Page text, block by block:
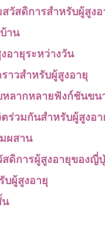
วัสดิการสำหรับผู้สูง
าน
อายุระหว่างวัน
าวสำหรับผู้สูงอายุ
ลากหลายฟังก์ชันขน
ร่วมกันสำหรับผู้สูงอ
ผสาน
ดิการผู้สูงอายุของญี่
บผู้สูงอายุ